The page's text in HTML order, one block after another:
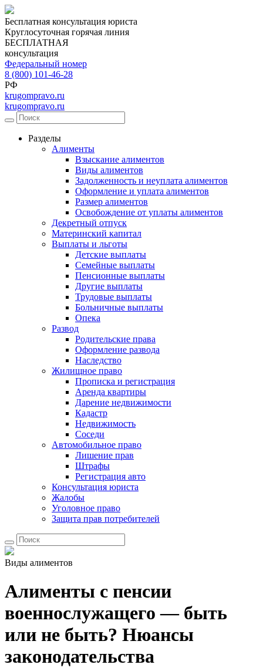
Бесплатная консультация юриста
Круглосуточная горячая линия
БЕСПЛАТНАЯ
консультация
Федеральный номер
8 (800) 101-46-28
РФ
krugompravo.ru
krugompravo.ru
Разделы
Алименты
Взыскание алиментов
Виды алиментов
Задолженность и неуплата алиментов
Оформление и уплата алиментов
Размер алиментов
Освобождение от уплаты алиментов
Декретный отпуск
Материнский капитал
Выплаты и льготы
Детские выплаты
Семейные выплаты
Пенсионные выплаты
Другие выплаты
Трудовые выплаты
Больничные выплаты
Опека
Развод
Родительские права
Оформление развода
Наследство
Жилищное право
Прописка и регистрация
Аренда квартиры
Дарение недвижимости
Кадастр
Недвижимость
Соседи
Автомобильное право
Лишение прав
Штрафы
Регистрация авто
Консультация юриста
Жалобы
Уголовное право
Защита прав потребителей
Виды алиментов
Алименты с пенсии
военнослужащего — быть
или не быть? Нюансы
законодательства